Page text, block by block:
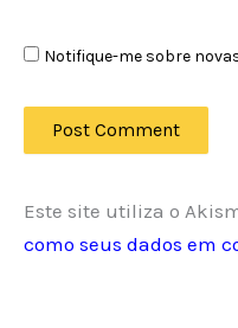
Notifique-me sobre
Este site utiliza o
como seus dados em